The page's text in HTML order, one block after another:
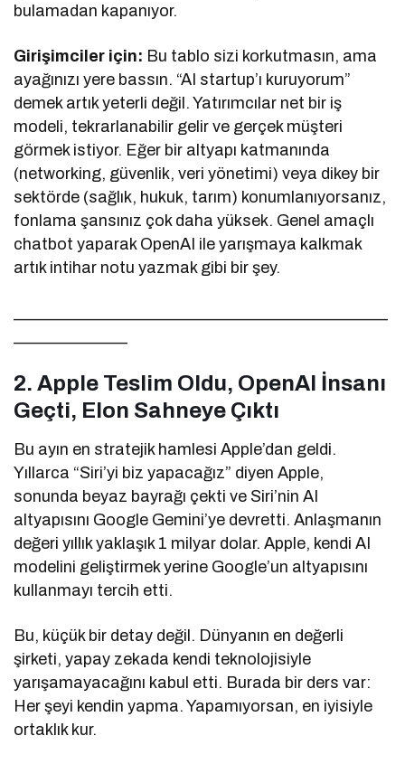
bulamadan kapanıyor.
Girişimciler için: Bu tablo sizi korkutmasın, ama
ayağınızı yere bassın. “AI startup’ı kuruyorum”
demek artık yeterli değil. Yatırımcılar net bir iş
modeli, tekrarlanabilir gelir ve gerçek müşteri
görmek istiyor. Eğer bir altyapı katmanında
(networking, güvenlik, veri yönetimi) veya dikey bir
sektörde (sağlık, hukuk, tarım) konumlanıyorsanız,
fonlama şansınız çok daha yüksek. Genel amaçlı
chatbot yaparak OpenAI ile yarışmaya kalkmak
artık intihar notu yazmak gibi bir şey.
2. Apple Teslim Oldu, OpenAI İnsanı
Geçti, Elon Sahneye Çıktı
Bu ayın en stratejik hamlesi Apple’dan geldi.
Yıllarca “Siri’yi biz yapacağız” diyen Apple,
sonunda beyaz bayrağı çekti ve Siri’nin AI
altyapısını Google Gemini’ye devretti. Anlaşmanın
değeri yıllık yaklaşık 1 milyar dolar. Apple, kendi AI
modelini geliştirmek yerine Google’un altyapısını
kullanmayı tercih etti.
Bu, küçük bir detay değil. Dünyanın en değerli
şirketi, yapay zekada kendi teknolojisiyle
yarışamayacağını kabul etti. Burada bir ders var:
Her şeyi kendin yapma. Yapamıyorsan, en iyisiyle
ortaklık kur.